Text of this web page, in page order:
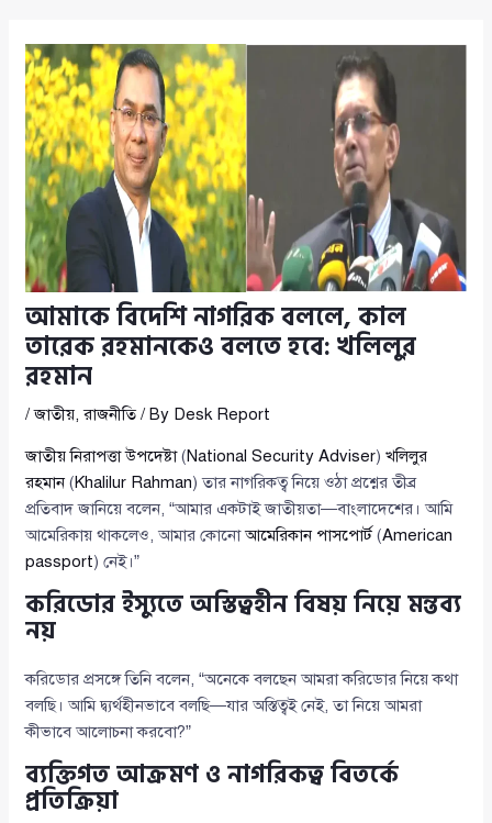
আমাকে বিদেশি নাগরিক বললে, কাল
তারেক রহমানকেও বলতে হবে: খলিলুর
রহমান
/জাতীয়,রাজনীতি/ By Desk Report
জাতীয় নিরাপত্তা উপদেষ্টা(National Security Adviser)খলিলুর
রহমান(Khalilur Rahman) তার নাগরিকত্ব নিয়ে ওঠা প্রশ্নের তীব্র
প্রতিবাদ জানিয়ে বলেন, “আমার একটাই জাতীয়তা—বাংলাদেশের। আমি
আমেরিকায় থাকলেও, আমার কোনোআমেরিকান পাসপোর্ট (American
passport) নেই।”
করিডোর ইস্যুতে অস্তিত্বহীন বিষয় নিয়ে মন্তব্য
নয়
করিডোর প্রসঙ্গে তিনি বলেন, “অনেকে বলছেন আমরা করিডোর নিয়ে কথা
বলছি। আমি দ্ব্যর্থহীনভাবে বলছি—যার অস্তিত্বই নেই, তা নিয়ে আমরা
কীভাবে আলোচনা করবো?”
ব্যক্তিগত আক্রমণ ও নাগরিকত্ব বিতর্কে
প্রতিক্রিয়া